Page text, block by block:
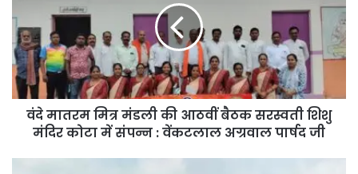
वंदे मातरम मित्र मंडली की आठवीं बैठक सरस्वती शिशु
मंदिर कोटा में संपन्न : वेंकटलाल अग्रवाल पार्षद जी